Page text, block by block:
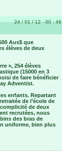
24 / 01 / 12 - 00 : 46
Aus$ que
élèves de deux
», 254 élèves
(15000 en 3
de faire bénéficier
Adventist.
enfants. Repartant
de l’école de
de deux
recrutées, nous
des bras de
uniforme, bien plus